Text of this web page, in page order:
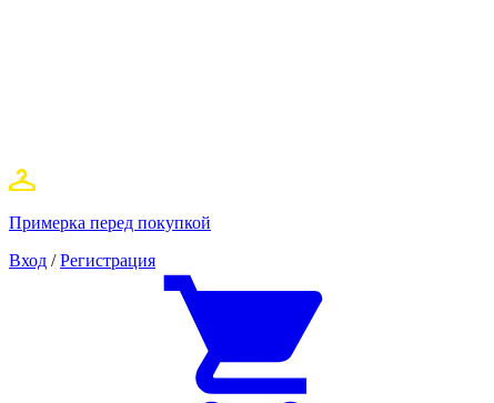
Примерка перед покупкой
Вход / Регистрация